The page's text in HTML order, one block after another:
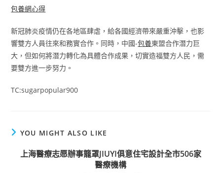
包養網心得
新冠肺炎疫情仍在各地區肆虐，給各國經濟帶來嚴重沖擊，也影
響雙方人員往來和務實合作。同時，中國-包養東盟合作潛力巨
大，但如何將潛力轉化為具體合作成果，切實造福雙方人民，需
要雙方進一步努力。
TC:sugarpopular900
YOU MIGHT ALSO LIKE
上海醫療志愿辦事籠罩JIUYI俱意住宅設計全市506家
醫療機構